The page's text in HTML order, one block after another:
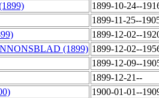
1899-10-24--
1899-11-25--
1899-12-02--
(1899) 1899-12-02--
1899-12-09--
1899-12-21--
1900-01-01--